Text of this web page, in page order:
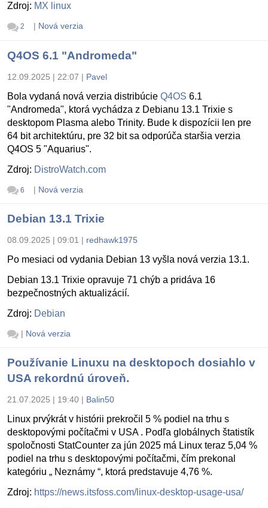
Zdroj: MX linux
2 | Nová verzia
Q4OS 6.1 "Andromeda"
12.09.2025 | 22:07 | Pavel
Bola vydaná nová verzia distribúcie Q4OS 6.1
"Andromeda", ktorá vychádza z Debianu 13.1 Trixie s
desktopom Plasma alebo Trinity. Bude k dispozícii len pre
64 bit architektúru, pre 32 bit sa odporúča staršia verzia
Q4OS 5 "Aquarius".
Zdroj: DistroWatch.com
6 | Nová verzia
Debian 13.1 Trixie
08.09.2025 | 09:01 | redhawk1975
Po mesiaci od vydania Debian 13 vyšla nová verzia 13.1.
Debian 13.1 Trixie opravuje 71 chýb a pridáva 16
bezpečnostných aktualizácií.
Zdroj: Debian
| Nová verzia
Používanie Linuxu na desktopoch dosiahlo v
USA rekordnú úroveň.
21.07.2025 | 19:40 | Balin50
Linux prvýkrát v histórii prekročil 5 % podiel na trhu s
desktopovými počítačmi v USA . Podľa globálnych štatistík
spoločnosti StatCounter za jún 2025 má Linux teraz 5,04 %
podiel na trhu s desktopovými počítačmi, čím prekonal
kategóriu „ Neznámy “, ktorá predstavuje 4,76 %.
Zdroj: https://news.itsfoss.com/linux-desktop-usage-usa/